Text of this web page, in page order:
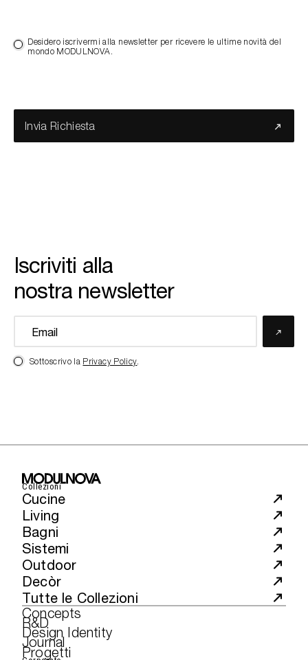
Desidero iscrivermi alla newsletter per ricevere le ultime novità del
mondo MODULNOVA.
Invia Richiesta
Iscriviti alla
nostra newsletter
Sottoscrivo la Privacy Policy.
Collezioni
Cucine
Living
Bagni
Sistemi
Outdoor
Decòr
Tutte le Collezioni
Concepts
R&D
Design Identity
Journal
Progetti